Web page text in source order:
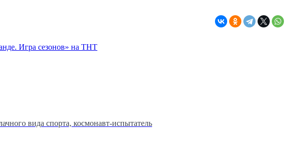
Игра сезонов» на ТНТ
вида спорта, космонавт-испытатель